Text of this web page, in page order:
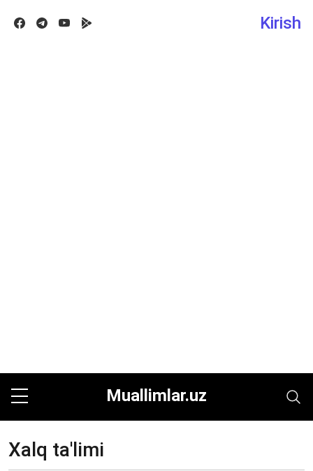
FacebookTelegram
Youtube Kirish
Muallimlar.uz
Xalq ta'limi